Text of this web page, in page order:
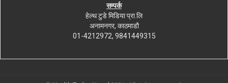
सम्पर्क
हेल्थ टुडे मिडिया प्रा.लि
अनामनगर, काठमाडौ
01-4212972, 9841449315